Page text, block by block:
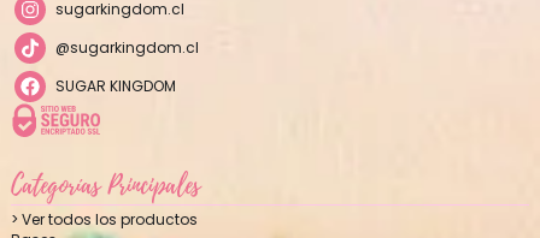
sugarkingdom.cl
@sugarkingdom.cl
SUGAR KINGDOM
Categorías Principales
> Ver todos los productos